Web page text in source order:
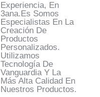
Experiencia, En
3ana.es Somos
Especialistas En La
Creación De
Productos
Personalizados.
Utilizamos
Tecnología De
Vanguardia Y La
Más Alta Calidad En
Nuestros Productos.